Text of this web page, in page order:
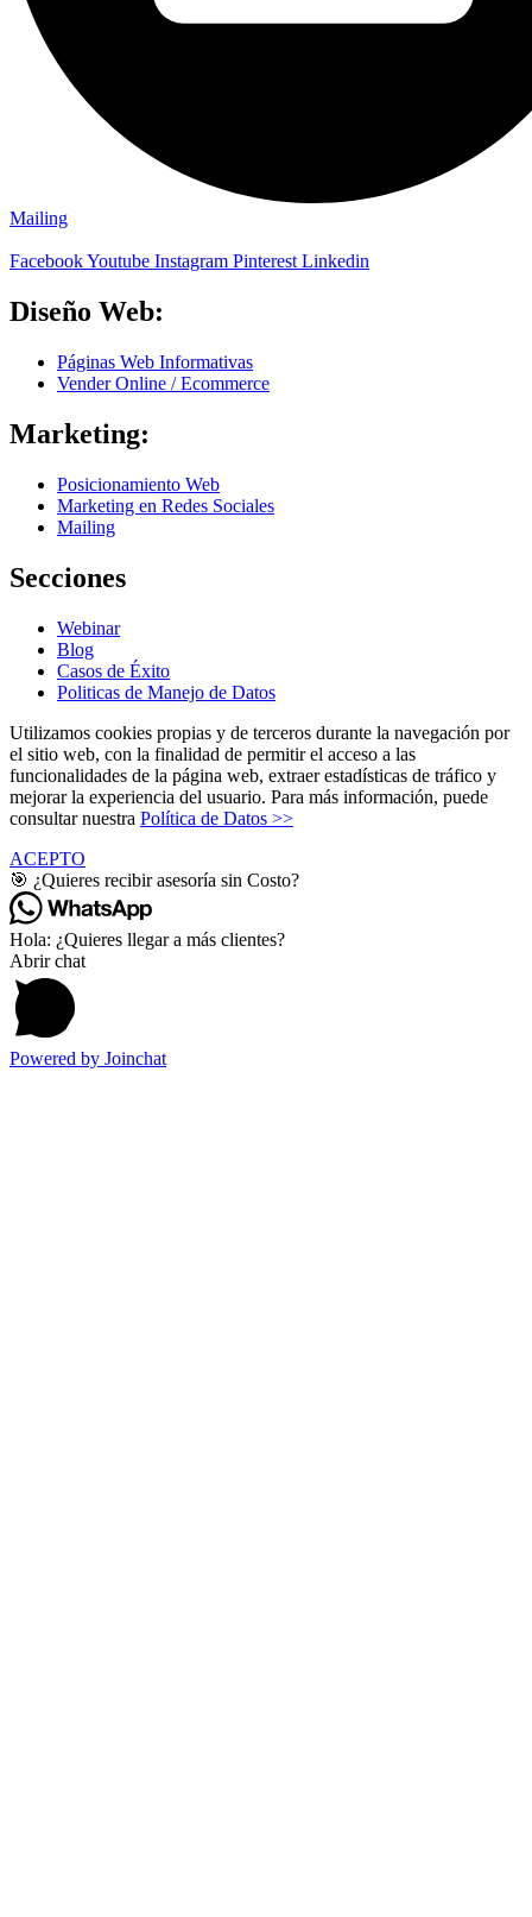
Mailing
FacebookYoutube Instagram Pinterest Linkedin
Diseño Web:
Páginas Web Informativas
Vender Online / Ecommerce
Marketing:
Posicionamiento Web
Marketing en Redes Sociales
Mailing
Secciones
Webinar
Blog
Casos de Éxito
Politicas de Manejo de Datos
Utilizamos cookies propias y de terceros durante la navegación por
el sitio web, con la finalidad de permitir el acceso a las
funcionalidades de la página web, extraer estadísticas de tráfico y
mejorar la experiencia del usuario. Para más información, puede
consultar nuestra Política de Datos >>
ACEPTO
🎯 ¿Quieres recibir asesoría sin Costo?
Hola: ¿Quieres llegar a más clientes?
Abrir chat
Powered by Joinchat